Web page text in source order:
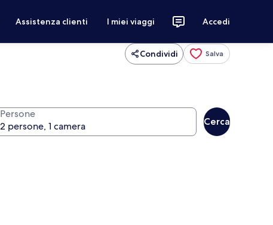
Assistenza clienti I miei viaggi Accedi
Condividi Salva
Persone
Cerca